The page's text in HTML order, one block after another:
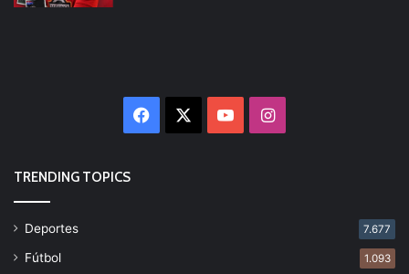
Facebook YouTubeInstagram
TRENDING TOPICS
Deportes 7.677
Fútbol 1.093